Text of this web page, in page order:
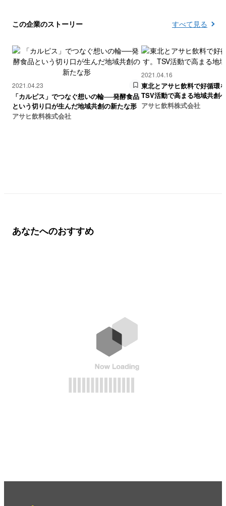
この企業のストーリー すべて見る
2021.04.23
「カルピス」でつなぐ想いの輪──発酵食品
という切り口が生んだ地域共創の新たな形
アサヒ飲料株式会社
2021.04.16
東北とアサヒ飲料で好循環
TSV活動で高まる地域共創
アサヒ飲料株式会社
あなたへのおすすめ